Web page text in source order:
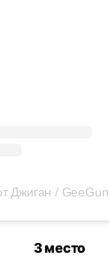
Джиган /
3 место